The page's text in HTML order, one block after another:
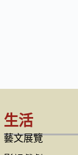
生活
藝文展覽